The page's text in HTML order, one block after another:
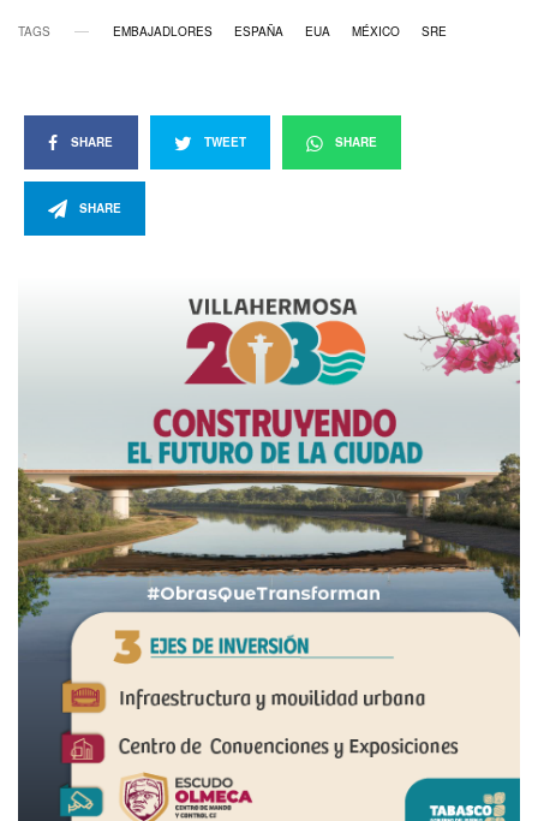
TAGS EMBAJADLORES ESPAÑA EUA MÉXICO SRE
SHARE TWEET SHARE
SHARE